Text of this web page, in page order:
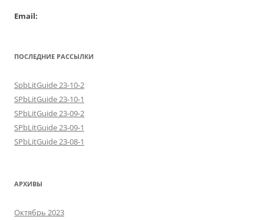
Email:
ПОСЛЕДНИЕ РАССЫЛКИ
SpbLitGuide 23-10-2
SPbLitGuide 23-10-1
SPbLitGuide 23-09-2
SPbLitGuide 23-09-1
SPbLitGuide 23-08-1
АРХИВЫ
Октябрь 2023